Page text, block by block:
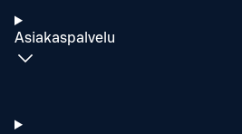
Asiakaspalvelu